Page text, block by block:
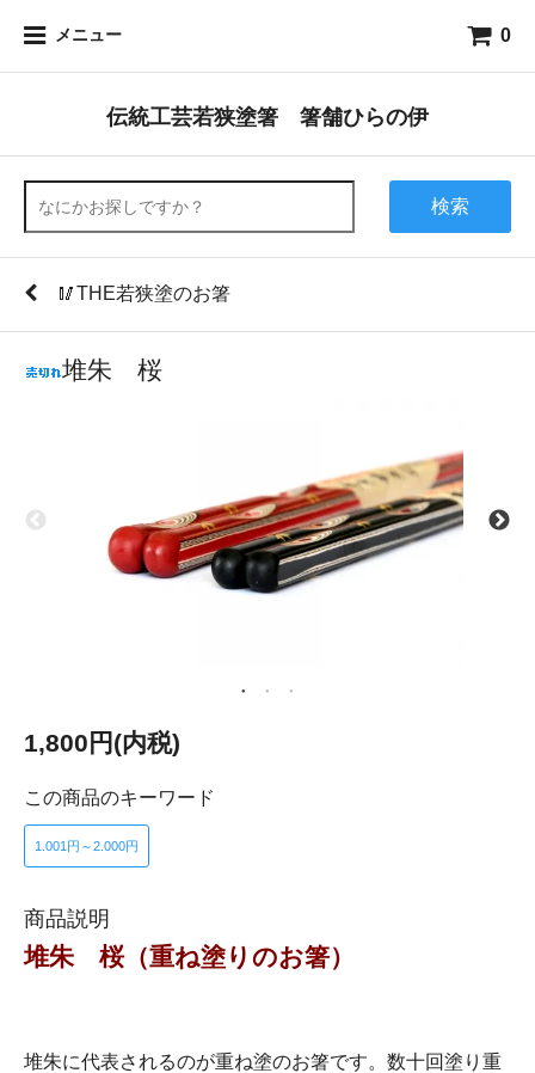
メニュー 0
伝統工芸若狭塗箸 箸舗ひらの伊
検索
🥢THE若狭塗のお箸
堆朱 桜
1,800円(内税)
この商品のキーワード
1.001円～2.000円
商品説明
堆朱 桜（重ね塗りのお箸）
堆朱に代表されるのが重ね塗のお箸です。数十回塗り重